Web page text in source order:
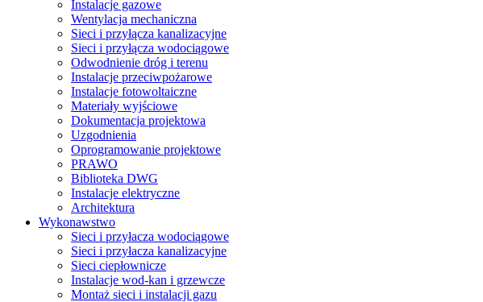
Instalacje gazowe
Wentylacja mechaniczna
Sieci i przyłącza kanalizacyjne
Sieci i przyłącza wodociągowe
Odwodnienie dróg i terenu
Instalacje przeciwpożarowe
Instalacje fotowoltaiczne
Materiały wyjściowe
Dokumentacja projektowa
Uzgodnienia
Oprogramowanie projektowe
PRAWO
Biblioteka DWG
Instalacje elektryczne
Architektura
Wykonawstwo
Sieci i przyłacza wodociągowe
Sieci i przyłacza kanalizacyjne
Sieci ciepłownicze
Instalacje wod-kan i grzewcze
Montaż sieci i instalacji gazu